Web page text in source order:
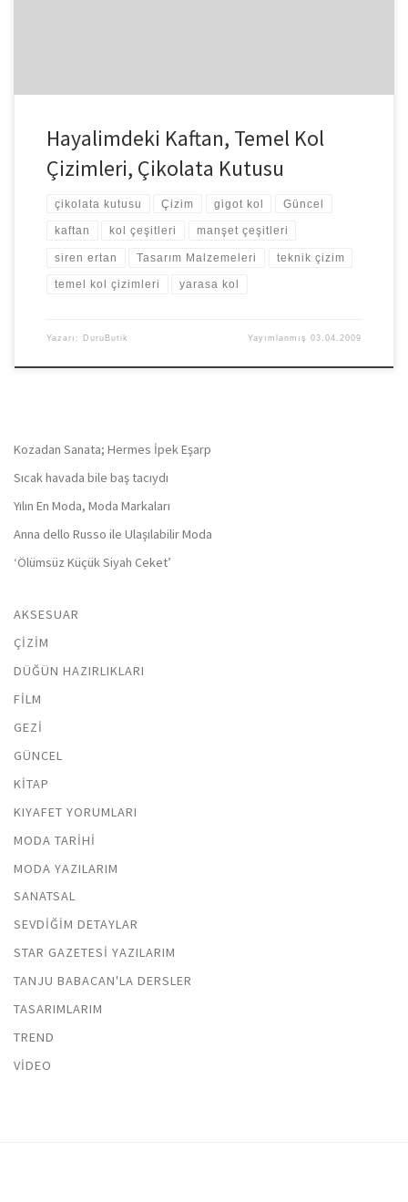
Hayalimdeki Kaftan, Temel Kol
Çizimleri, Çikolata Kutusu
çikolata kutusu Çizim gigot kol Güncel
kaftan kol çeşitleri manşet çeşitleri
siren ertan Tasarım Malzemeleri teknik çizim
temel kol çizimleri yarasa kol
Yazarı: DuruButik Yayımlanmış03.04.2009
Kozadan Sanata; Hermes İpek Eşarp
Sıcak havada bile baş tacıydı
Yılın En Moda, Moda Markaları
Anna dello Russo ile Ulaşılabilir Moda
‘Ölümsüz Küçük Siyah Ceket’
AKSESUAR
ÇIZIM
DÜĞÜN HAZIRLIKLARI
FILM
GEZI
GÜNCEL
KITAP
KIYAFET YORUMLARI
MODA TARIHI
MODA YAZILARIM
SANATSAL
SEVDIĞIM DETAYLAR
STAR GAZETESI YAZILARIM
TANJU BABACAN'LA DERSLER
TASARIMLARIM
TREND
VIDEO